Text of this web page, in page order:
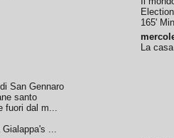
San Gennaro
santo
fuori dal m...
Gialappa's ...
165'
La